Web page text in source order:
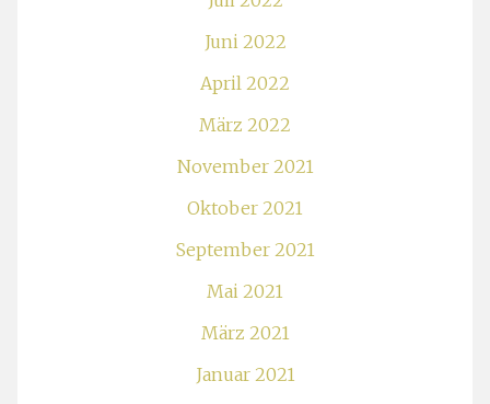
Juni 2022
April 2022
März 2022
November 2021
Oktober 2021
September 2021
Mai 2021
März 2021
Januar 2021